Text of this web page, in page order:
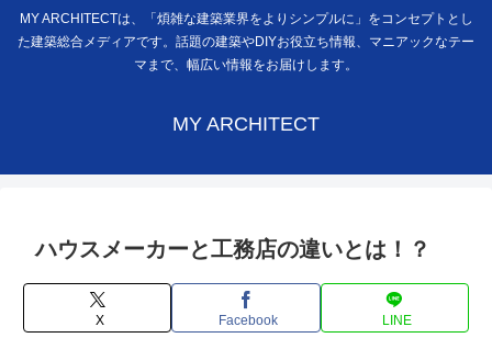
MY ARCHITECTは、「煩雑な建築業界をよりシンプルに」をコンセプトとし
た建築総合メディアです。話題の建築やDIYお役立ち情報、マニアックなテー
マまで、幅広い情報をお届けします。
MY ARCHITECT
ハウスメーカーと工務店の違いとは！？
X Facebook LINE